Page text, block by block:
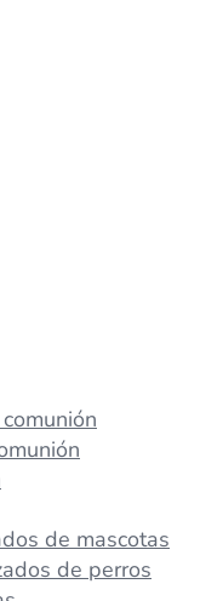
de mascotas
de perros